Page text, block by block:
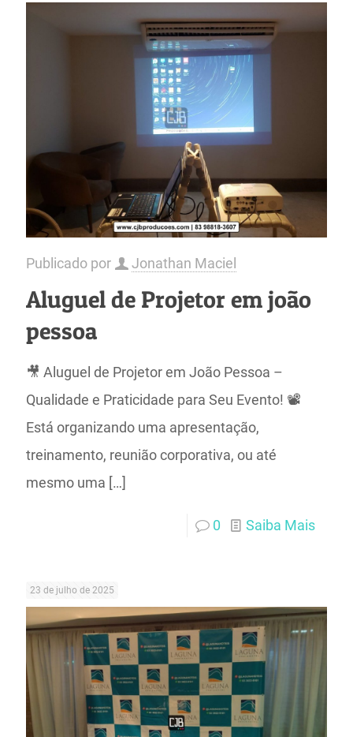
Publicado por Jonathan Maciel
Aluguel de Projetor em joão
pessoa
🎥 Aluguel de Projetor em João Pessoa –
Qualidade e Praticidade para Seu Evento! 📽️
Está organizando uma apresentação,
treinamento, reunião corporativa, ou até
mesmo uma […]
0 Saiba Mais
23 de julho de 2025